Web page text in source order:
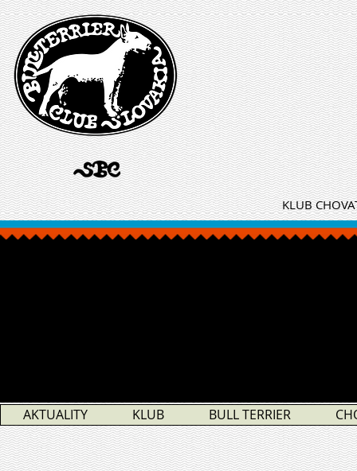
KLUB
AKTUALITY KLUB BULL TERRIER